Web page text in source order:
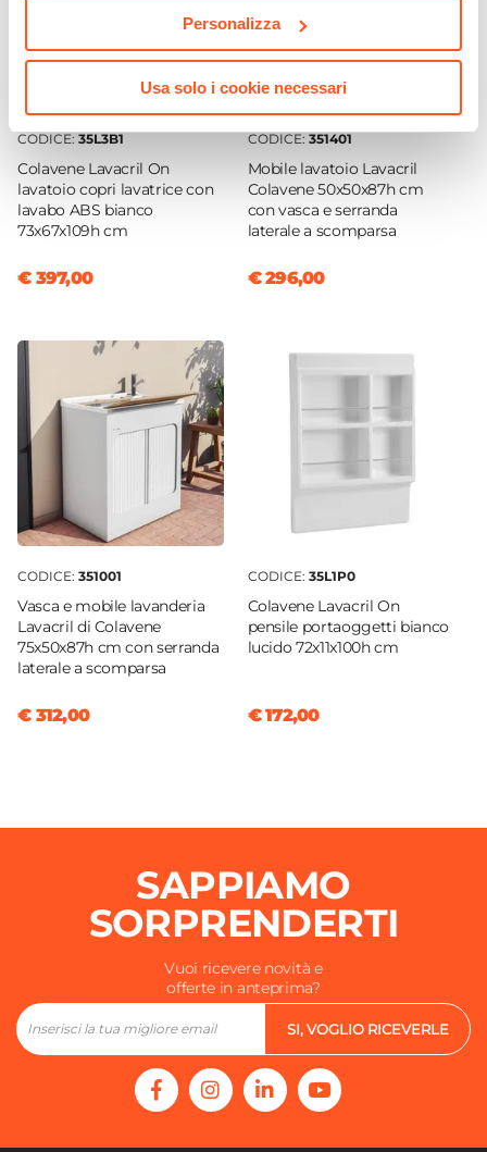
Personalizza
Usa solo i cookie necessari
Lavacril Box
Per Ambienti
Serranda a scomparsa
Materiale Struttura
ABS
Colore Ante/cassetti
Bianco
Lucida
Caratteristiche
Con piano d'appoggio removibile
CODICE: 35L3B1
Colavene Lavacril On
lavatoio copri lavatrice con
lavabo ABS bianco
73x67x109h cm
€ 397,00
CODICE: 351401
Mobile lavatoio Lavacril
Colavene 50x50x87h cm
con vasca e serranda
laterale a scomparsa
€ 296,00
CODICE: 351001
Vasca e mobile lavanderia
Lavacril di Colavene
75x50x87h cm con serranda
laterale a scomparsa
€ 312,00
CODICE: 35L1P0
Colavene Lavacril On
pensile portaoggetti bianco
lucido 72x11x100h cm
€ 172,00
SAPPIAMO
SORPRENDERTI
Vuoi ricevere novità e
offerte in anteprima?
SI, VOGLIO RICEVERLE